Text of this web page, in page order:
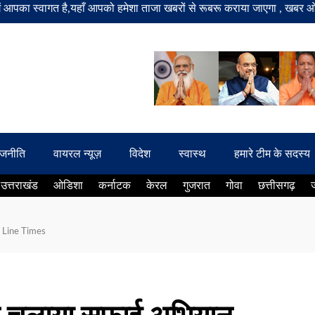
है,यहाँ आपको हमेशा ताजा खबरों से रूबरू कराया जाएगा , खबर ओर
वायरल न्यूज़ विदेश स्वास्थ हमारे टीम के सदस्य
उत्तराखंड ओडिशा कर्नाटक केरल गुजरात गोवा छत्तीसगढ़
Line Times